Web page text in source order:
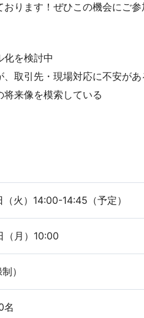
ります！ぜひこの機会にご参
化を検討中⁠
取引先・現場対応に不安があ
来像を模索している
火）14:00-14:45（予定）
（月）10:00
）
名